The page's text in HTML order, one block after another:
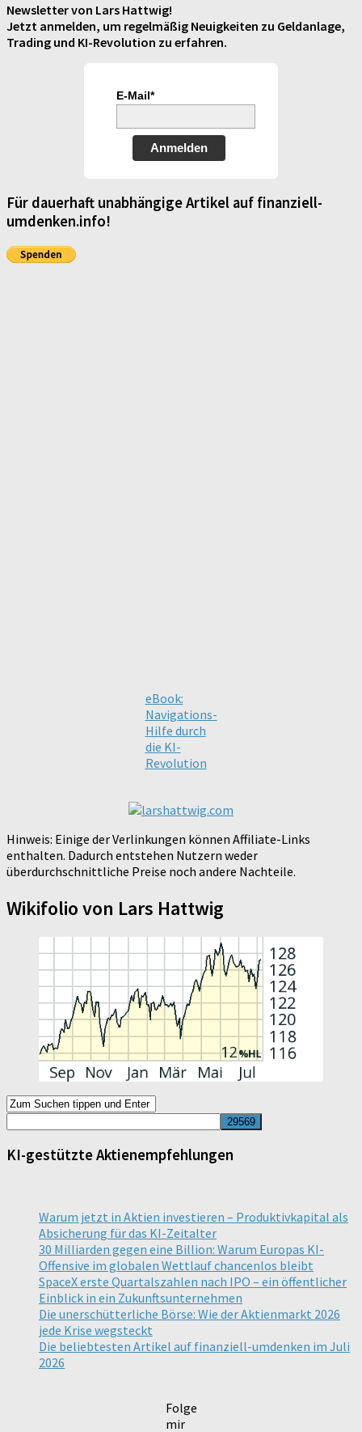
Newsletter von Lars Hattwig!
Jetzt anmelden, um regelmäßig Neuigkeiten zu Geldanlage,
Trading und KI-Revolution zu erfahren.
E-Mail*
Anmelden
Für dauerhaft unabhängige Artikel auf finanziell-
umdenken.info!
eBook:
Navigations-
Hilfe durch
die KI-
Revolution
Hinweis: Einige der Verlinkungen können Affiliate-Links
enthalten. Dadurch entstehen Nutzern weder
überdurchschnittliche Preise noch andere Nachteile.
Wikifolio von Lars Hattwig
KI-gestützte Aktienempfehlungen
Warum jetzt in Aktien investieren – Produktivkapital als
Absicherung für das KI-Zeitalter
30 Milliarden gegen eine Billion: Warum Europas KI-
Offensive im globalen Wettlauf chancenlos bleibt
SpaceX erste Quartalszahlen nach IPO – ein öffentlicher
Einblick in ein Zukunftsunternehmen
Die unerschütterliche Börse: Wie der Aktienmarkt 2026
jede Krise wegsteckt
Die beliebtesten Artikel auf finanziell-umdenken im Juli
2026
Folge
mir